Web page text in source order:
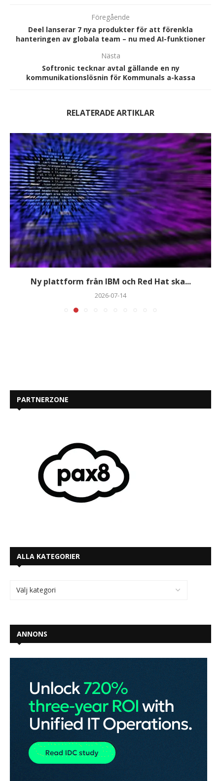
Föregående
Deel lanserar 7 nya produkter för att förenkla
hanteringen av globala team – nu med AI-funktioner
Nästa
Softronic tecknar avtal gällande en ny
kommunikationslösnin för Kommunals a-kassa
RELATERADE ARTIKLAR
Ny plattform från IBM och Red Hat ska...
2026-07-14
PARTNERZONE
ALLA KATEGORIER
ANNONS